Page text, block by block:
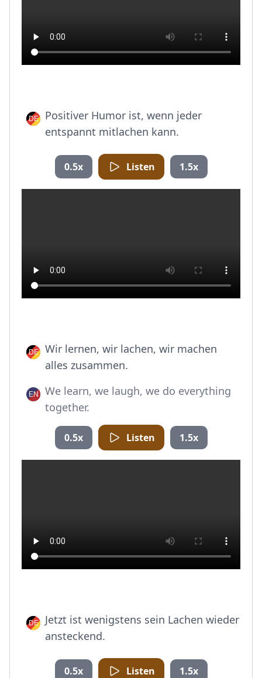
Positiver Humor ist, wenn jeder
entspannt mitlachen kann.
0.5x Listen 1.5x
Wir lernen, wir lachen, wir machen
alles zusammen.
We learn, we laugh, we do everything
together.
0.5x Listen 1.5x
Jetzt ist wenigstens sein Lachen wieder
ansteckend.
0.5x Listen 1.5x